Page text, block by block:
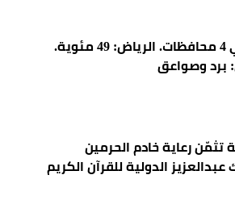
مكة: رياح في 4 محافظات. الرياض: 49 مئوية.
برد وصواعق
تثمّن رعاية خادم الحرمين
الدولية للقرآن الكريم